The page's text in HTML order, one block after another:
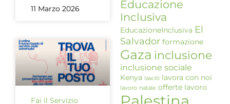
11 Marzo 2026
Fai il Servizio
Educazione
Inclusiva
EducazioneInclusiva El
Salvador formazione
Gaza inclusione
inclusione sociale
Kenya lasciti lavora con noi
lavoro natale offerte lavoro